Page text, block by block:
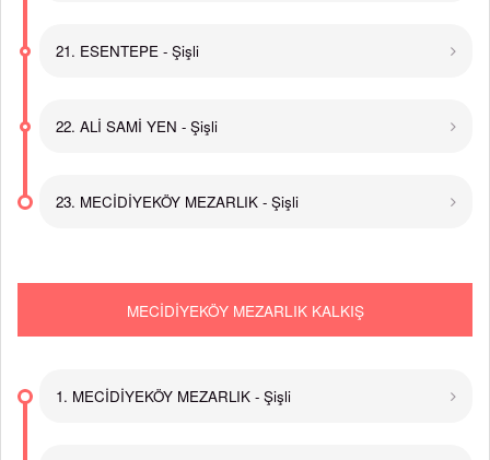
21. ESENTEPE - Şişli
22. ALİ SAMİ YEN - Şişli
23. MECİDİYEKÖY MEZARLIK - Şişli
MECİDİYEKÖY MEZARLIK KALKIŞ
1. MECİDİYEKÖY MEZARLIK - Şişli